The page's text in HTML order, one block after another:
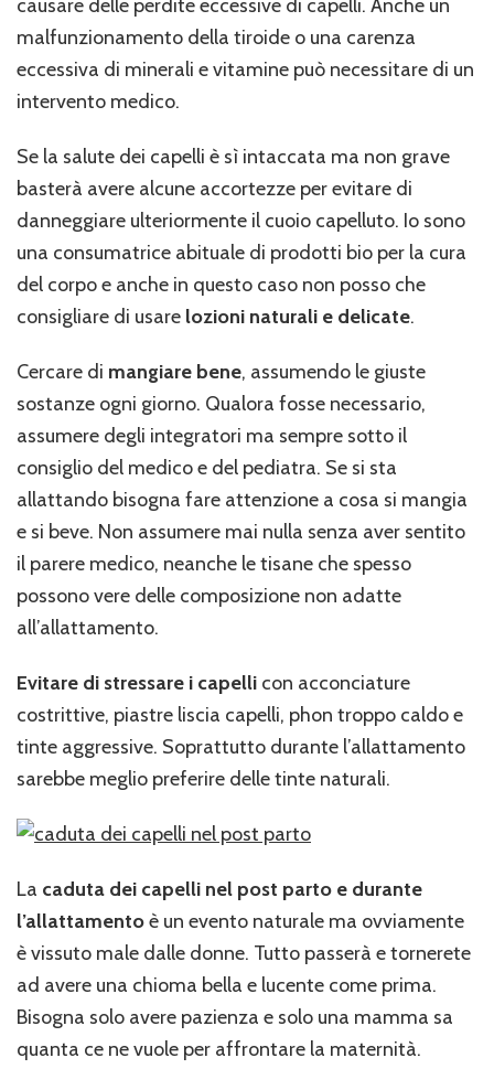
causare delle perdite eccessive di capelli. Anche un
malfunzionamento della tiroide o una carenza
eccessiva di minerali e vitamine può necessitare di un
intervento medico.
Se la salute dei capelli è sì intaccata ma non grave
basterà avere alcune accortezze per evitare di
danneggiare ulteriormente il cuoio capelluto. Io sono
una consumatrice abituale di prodotti bio per la cura
del corpo e anche in questo caso non posso che
consigliare di usare lozioni naturali e delicate.
Cercare di mangiare bene, assumendo le giuste
sostanze ogni giorno. Qualora fosse necessario,
assumere degli integratori ma sempre sotto il
consiglio del medico e del pediatra. Se si sta
allattando bisogna fare attenzione a cosa si mangia
e si beve. Non assumere mai nulla senza aver sentito
il parere medico, neanche le tisane che spesso
possono vere delle composizione non adatte
all’allattamento.
Evitare di stressare i capelli con acconciature
costrittive, piastre liscia capelli, phon troppo caldo e
tinte aggressive. Soprattutto durante l’allattamento
sarebbe meglio preferire delle tinte naturali.
La caduta dei capelli nel post parto e durante
l’allattamentoè un evento naturale ma ovviamente
è vissuto male dalle donne. Tutto passerà e tornerete
ad avere una chioma bella e lucente come prima.
Bisogna solo avere pazienza e solo una mamma sa
quanta ce ne vuole per affrontare la maternità.